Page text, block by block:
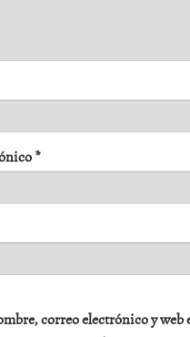
*
correo electrónico y web